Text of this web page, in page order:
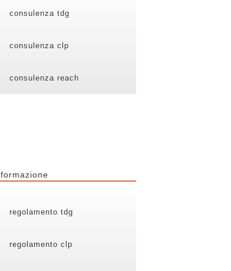
consulenza tdg
consulenza clp
consulenza reach
formazione
regolamento tdg
regolamento clp